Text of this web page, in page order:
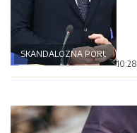
SKANDALOZNA PORUKA
10:28